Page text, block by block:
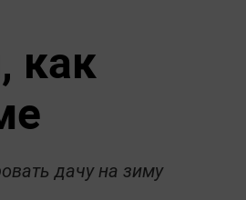
как
дачу на зиму